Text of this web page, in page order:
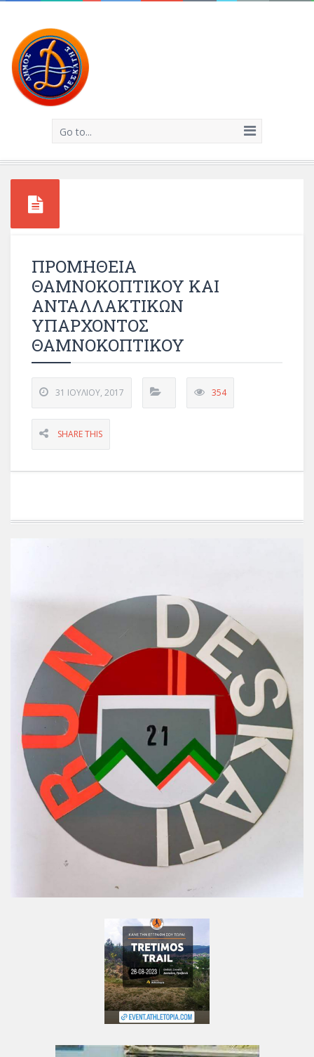
Go to...
ΠΡΟΜΗΘΕΙΑ
ΘΑΜΝΟΚΟΠΤΙΚΟΥ ΚΑΙ
ΑΝΤΑΛΛΑΚΤΙΚΩΝ
ΥΠΑΡΧΟΝΤΟΣ
ΘΑΜΝΟΚΟΠΤΙΚΟΥ
31 ΙΟΥΛΊΟΥ, 2017 354
SHARE THIS